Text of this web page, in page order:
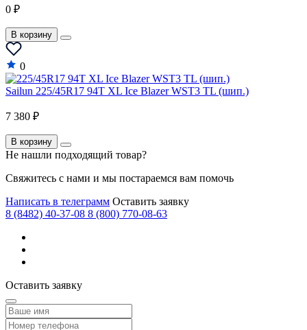
Maruti
Maybach
McLaren
Mercedes-Benz
Mercury
MG
Oldsmobile
0 ₽
В корзину
0
Sailun 225/45R17 94T XL Ice Blazer WST3 TL (шип.)
7 380 ₽
В корзину
Не нашли подходящий товар?
Свяжитесь с нами и мы постараемся вам помочь
Написать в телеграмм Оставить заявку
8 (8482) 40-37-08 8 (800) 770-08-63
Оставить заявку